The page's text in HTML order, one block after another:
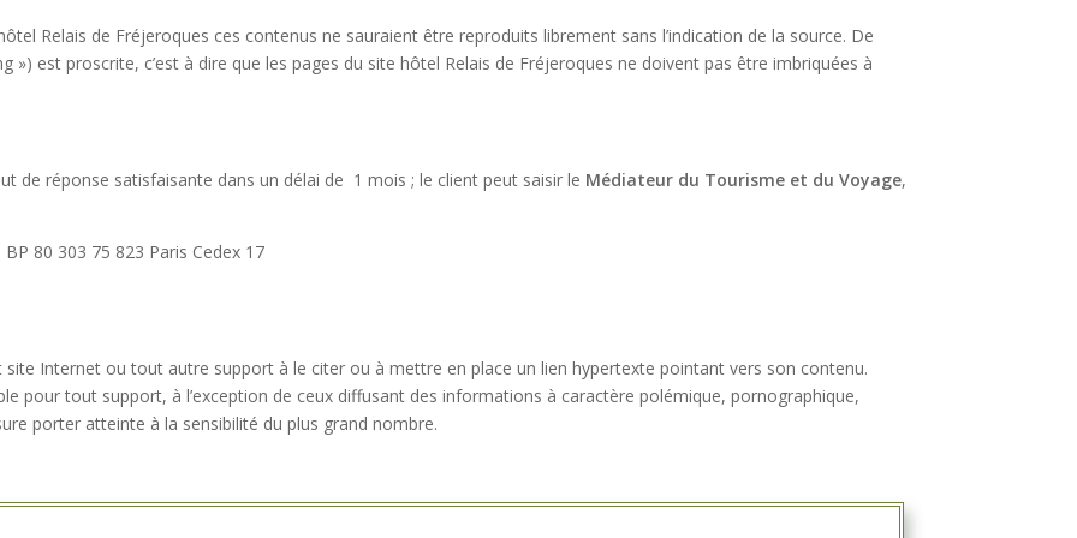
Relais de Fréjeroques ces contenus ne sauraient être reproduits librement sans l’indication de la source. De
») est proscrite, c’est à dire que les pages du site hôtel Relais de Fréjeroques ne doivent pas être imbriquées à
de réponse satisfaisante dans un délai de 1 mois ; le client peut saisir le Médiateur du Tourisme et du Voyage,
80 303 75 823 Paris Cedex 17
Internet ou tout autre support à le citer ou à mettre en place un lien hypertexte pointant vers son contenu.
pour tout support, à l’exception de ceux diffusant des informations à caractère polémique, pornographique,
porter atteinte à la sensibilité du plus grand nombre.